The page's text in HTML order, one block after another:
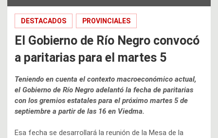
DESTACADOS PROVINCIALES
El Gobierno de Río Negro convocó
a paritarias para el martes 5
Teniendo en cuenta el contexto macroeconómico actual,
el Gobierno de Río Negro adelantó la fecha de paritarias
con los gremios estatales para el próximo martes 5 de
septiembre a partir de las 16 en Viedma.
Esa fecha se desarrollará la reunión de la Mesa de la